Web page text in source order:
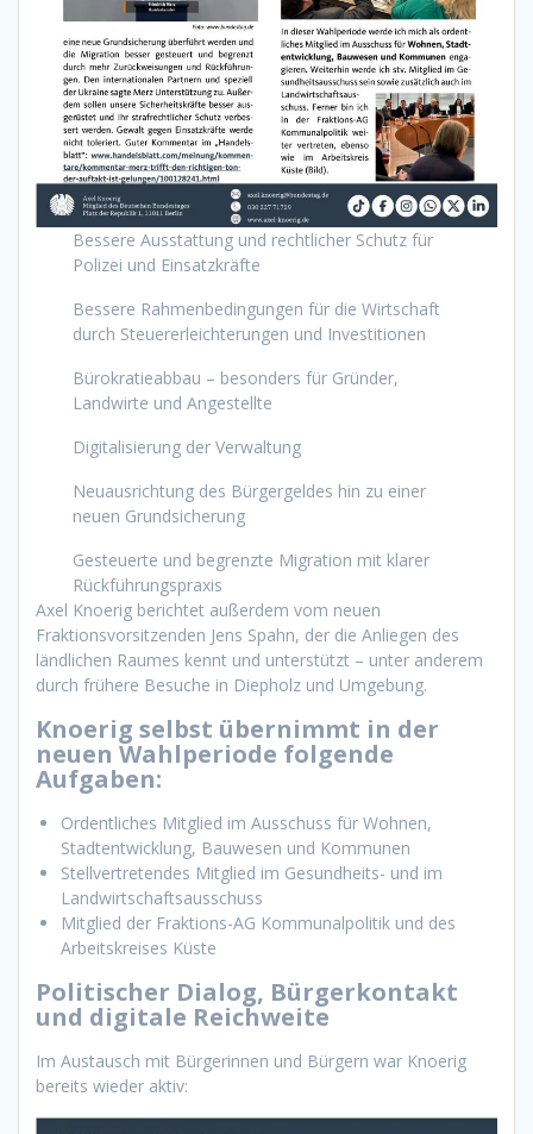
Bessere Ausstattung und rechtlicher Schutz für
Polizei und Einsatzkräfte
Bessere Rahmenbedingungen für die Wirtschaft
durch Steuererleichterungen und Investitionen
Bürokratieabbau – besonders für Gründer,
Landwirte und Angestellte
Digitalisierung der Verwaltung
Neuausrichtung des Bürgergeldes hin zu einer
neuen Grundsicherung
Gesteuerte und begrenzte Migration mit klarer
Rückführungspraxis
Axel Knoerig berichtet außerdem vom neuen
Fraktionsvorsitzenden Jens Spahn, der die Anliegen des
ländlichen Raumes kennt und unterstützt – unter anderem
durch frühere Besuche in Diepholz und Umgebung.
Knoerig selbst übernimmt in der
neuen Wahlperiode folgende
Aufgaben:
Ordentliches Mitglied im Ausschuss für Wohnen,
Stadtentwicklung, Bauwesen und Kommunen
Stellvertretendes Mitglied im Gesundheits- und im
Landwirtschaftsausschuss
Mitglied der Fraktions-AG Kommunalpolitik und des
Arbeitskreises Küste
Politischer Dialog, Bürgerkontakt
und digitale Reichweite
Im Austausch mit Bürgerinnen und Bürgern war Knoerig
bereits wieder aktiv: